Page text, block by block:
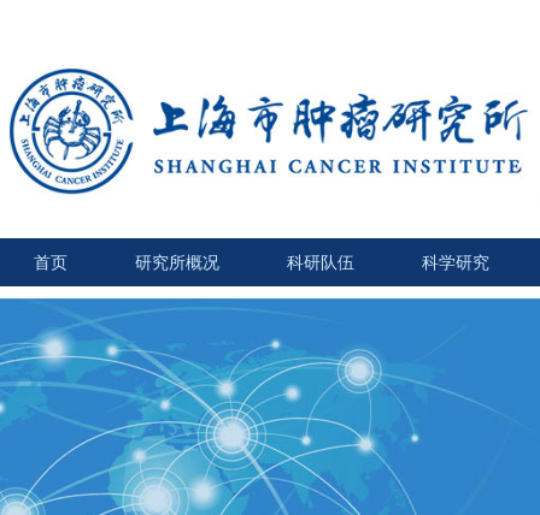
首页 研究所概况 科研队伍 科学研究